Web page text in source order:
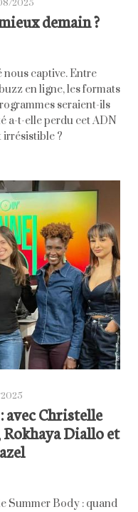
2025
demain ?
nous captive. Entre
en ligne, les formats
seraient-ils
a-t-elle perdu cet ADN
irrésistible ?
avec Christelle
Diallo et
Summer Body : quand